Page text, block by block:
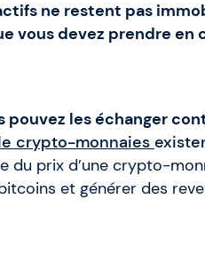
ne restent pas
vous devez prendre en
pouvez les échanger
crypto-monnaies
du prix d’une crypto-
et générer des